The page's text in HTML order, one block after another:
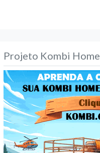
Projeto Kombi Home